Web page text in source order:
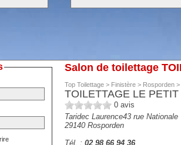
Salon de toilettage
Top Toilettage > Finistère > Rosporden >
TOILETTAGE LE
0 avis
Taridec Laurence43 rue Nationale
29140 Rosporden
Tél. : 02 98 66 94 36